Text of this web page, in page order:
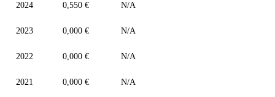
2024 0,550 € N/A
2023 0,000 € N/A
2022 0,000 € N/A
2021 0,000 € N/A